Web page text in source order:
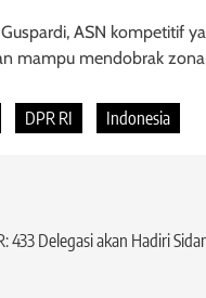
ASN kompetitif
mampu mendobrak
DPR RI Indonesia
433 Delegasi akan Hadiri